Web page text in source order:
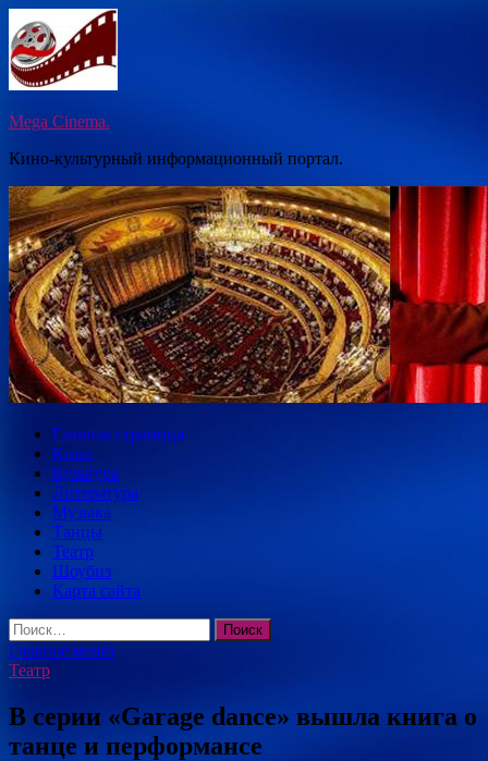
Перейти
к
содержимому
Mega Cinema.
Кино-культурный информационный портал.
Главная страница
Кино
Культура
Литература
Музыка
Танцы
Театр
Шоубиз
Карта сайта
Найти:
Главное меню
Театр
В серии «Garage dance» вышла книга о
танце и перформансе